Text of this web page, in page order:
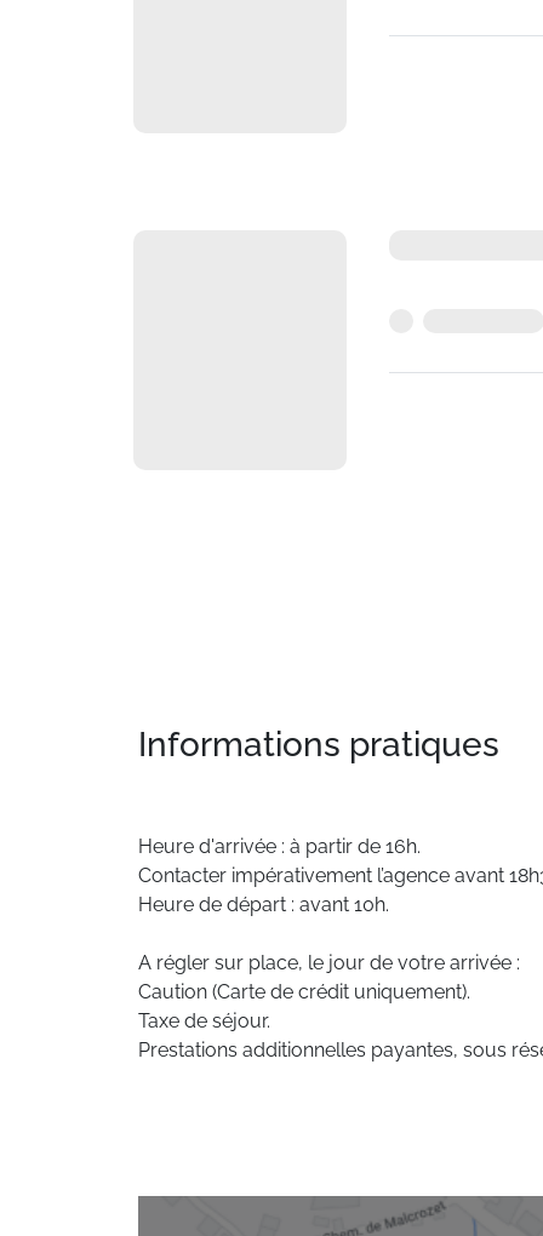
Informations pratiques
Heure d'arrivée : à partir de 16h.
Contacter impérativement l’agence avant
Heure de départ : avant 10h.
A régler sur place, le jour de votre arrivée :
Caution (Carte de crédit uniquement).
Taxe de séjour.
Prestations additionnelles payantes, sous